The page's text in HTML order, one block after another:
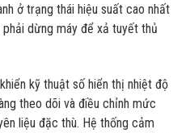
ở trạng thái hiệu suất cao nhất
dừng máy để xả tuyết thủ
kỹ thuật số hiển thị nhiệt độ
theo dõi và điều chỉnh mức
liệu đặc thù. Hệ thống cảm